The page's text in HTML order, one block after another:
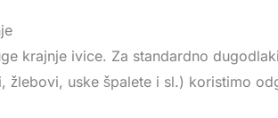
krajnje ivice. Za standardno
uske špalete i sl.) koristimo